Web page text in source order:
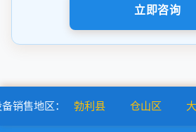
立即咨询
勃利县 仓山区 大厂回族自治县